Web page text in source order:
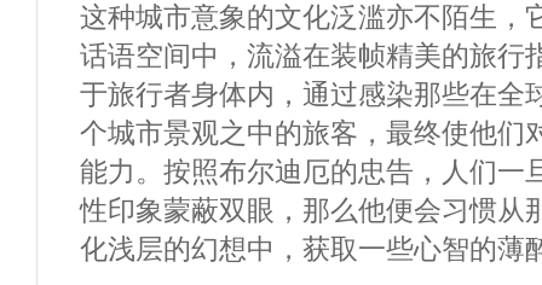
这种城市意象的文化泛滥亦不陌生，
话语空间中，流溢在装帧精美的旅行
于旅行者身体内，通过感染那些在全
个城市景观之中的旅客，最终使他们
能力。按照布尔迪厄的忠告，人们一
性印象蒙蔽双眼，那么他便会习惯从
化浅层的幻想中，获取一些心智的薄